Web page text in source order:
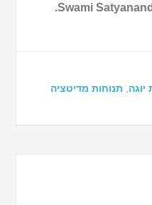
יוגה תנוחות מדיטציה